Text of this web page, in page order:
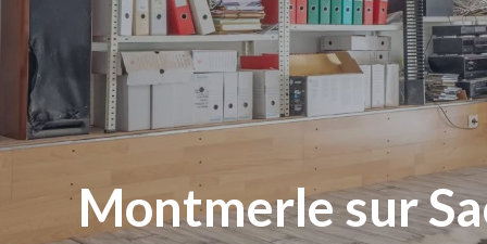
Montmerle sur